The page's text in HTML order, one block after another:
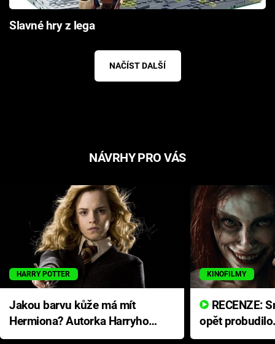
Slavné hry z lega
NAČÍST DALŠÍ
NÁVRHY PRO VÁS
HARRY POTTER
Jakou barvu kůže má mít
Hermiona? Autorka Harryho
Pottera přišla s ráznou
KINOFILMY
opět
přichází s